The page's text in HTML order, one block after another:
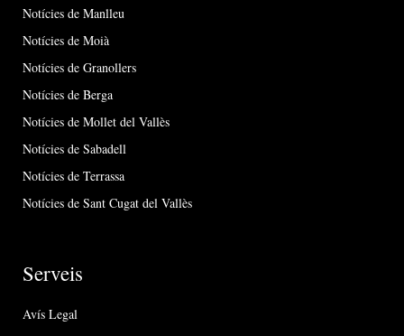
Notícies de Manlleu
Notícies de Moià
Notícies de Granollers
Notícies de Berga
Notícies de Mollet del Vallès
Notícies de Sabadell
Notícies de Terrassa
Notícies de Sant Cugat del Vallès
Serveis
Avís Legal